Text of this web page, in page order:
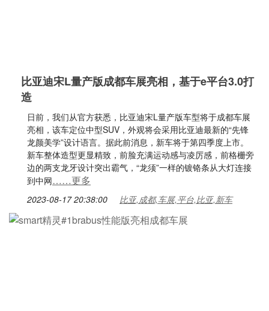
比亚迪宋L量产版成都车展亮相，基于e平台3.0打
造
日前，我们从官方获悉，比亚迪宋L量产版车型将于成都车展
亮相，该车定位中型SUV，外观将会采用比亚迪最新的“先锋
龙颜美学”设计语言。据此前消息，新车将于第四季度上市。
新车整体造型更显精致，前脸充满运动感与凌厉感，前格栅旁
边的两支龙牙设计突出霸气，“龙须”一样的镀铬条从大灯连接
到中网……更多
2023-08-17 20:38:00 比亚,成都,车展,平台,比亚,新车